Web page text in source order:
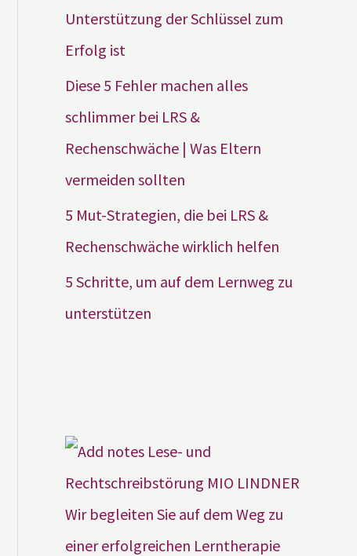
Unterstützung der Schlüssel zum
Erfolg ist
Diese 5 Fehler machen alles
schlimmer bei LRS &
Rechenschwäche | Was Eltern
vermeiden sollten
5 Mut-Strategien, die bei LRS &
Rechenschwäche wirklich helfen
5 Schritte, um auf dem Lernweg zu
unterstützen
Wir begleiten Sie auf dem Weg zu
einer erfolgreichen Lerntherapie